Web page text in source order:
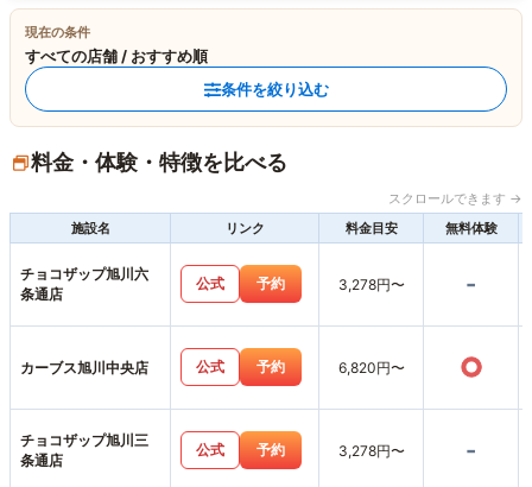
現在の条件
すべての店舗 / おすすめ順
条件を絞り込む
料金・体験・特徴を比べる
スクロールできます →
施設名
リンク 料金目安 無料体験
チョコザップ旭川六
条通店
公式 予約 3,278円〜 -
カーブス旭川中央店 公式 予約 6,820円〜 ○
チョコザップ旭川三
条通店
公式 予約 3,278円〜 -